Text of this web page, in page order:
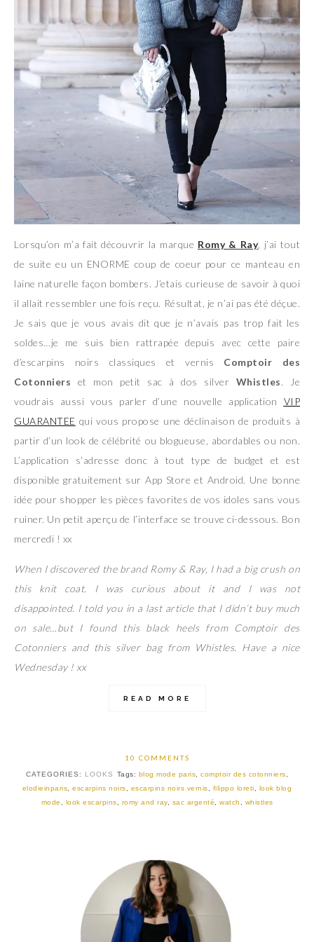
Lorsqu’on m’a fait découvrir la marque Romy & Ray, j’ai tout
de suite eu un ENORME coup de coeur pour ce manteau en
laine naturelle façon bombers. J’etais curieuse de savoir à quoi
il allait ressembler une fois reçu. Résultat, je n’ai pas été déçue.
Je sais que je vous avais dit que je n’avais pas trop fait les
soldes…je me suis bien rattrapée depuis avec cette paire
d’escarpins noirs classiques et vernis Comptoir des
Cotonniers et mon petit sac à dos silver Whistles. Je
voudrais aussi vous parler d’une nouvelle application VIP
GUARANTEE qui vous propose une déclinaison de produits à
partir d’un look de célébrité ou blogueuse, abordables ou non.
L’application s’adresse donc à tout type de budget et est
disponible gratuitement sur App Store et Android. Une bonne
idée pour shopper les pièces favorites de vos idoles sans vous
ruiner. Un petit aperçu de l’interface se trouve ci-dessous. Bon
mercredi ! xx
When I discovered the brand Romy & Ray, I had a big crush on
this knit coat. I was curious about it and I was not
disappointed. I told you in a last article that I didn’t buy much
on sale…but I found this black heels from Comptoir des
Cotonniers and this silver bag from Whistles. Have a nice
Wednesday ! xx
READ MORE
10 COMMENTS
CATEGORIES: LOOKS Tags: blog mode paris,comptoir des cotonniers,
elodieinparis,escarpins noirs, escarpins noirs vernis, filippo loreti, look blog
mode , look escarpins, romy and ray, sac argenté, watch , whistles